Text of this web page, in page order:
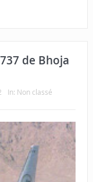
de Bhoja
In: Non classé